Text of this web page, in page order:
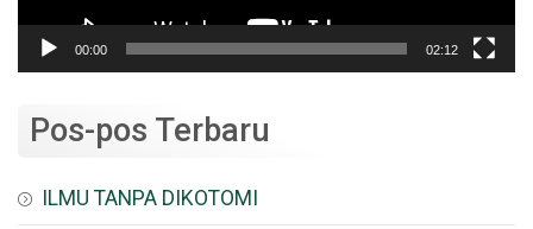
00:00 02:12
Pos-pos Terbaru
ILMU TANPA DIKOTOMI